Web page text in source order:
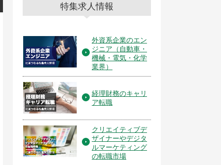
特集求人情報
外資系企業のエン
ジニア（自動車・
機械・電気・化学
業界）
経理財務のキャリ
ア転職
クリエイティブデ
ザイナーやデジタ
ルマーケティング
の転職市場